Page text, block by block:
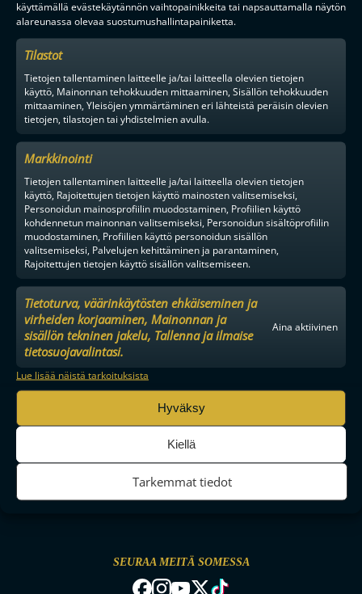
käyttämällä evästekäytännön vaihtopainikkeita tai napsauttamalla näytön
alareunassa olevaa suostumushallintapainiketta.
Tilastot
Tietojen tallentaminen laitteelle ja/tai laitteella olevien tietojen
käyttö, Mainonnan tehokkuuden mittaaminen, Sisällön tehokkuuden
mittaaminen, Yleisöjen ymmärtäminen eri lähteistä peräisin olevien
tietojen, tilastojen tai yhdistelmien avulla.
Markkinointi
Tietojen tallentaminen laitteelle ja/tai laitteella olevien tietojen
käyttö, Rajoitettujen tietojen käyttö mainosten valitsemiseksi,
Personoidun mainosprofiilin muodostaminen, Profiilien käyttö
kohdennetun mainonnan valitsemiseksi, Personoidun sisältöprofiilin
muodostaminen, Profiilien käyttö personoidun sisällön
valitsemiseksi, Palvelujen kehittäminen ja parantaminen,
Rajoitettujen tietojen käyttö sisällön valitsemiseen.
Tietoturva, väärinkäytösten ehkäiseminen ja
virheiden korjaaminen, Mainonnan ja
sisällön tekninen jakelu, Tallenna ja ilmaise
tietosuojavalintasi.
Aina aktiivinen
Lue lisää näistä tarkoituksista
Hyväksy
Kiellä
Tarkemmat tiedot
MAAILMAN VIIHDYTTÄVINTÄ SALIBANDYA
SEURAA MEITÄ SOMESSA